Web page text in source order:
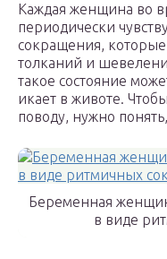
Каждая женщина во
периодически
сокращения,
толканий и
такое состояние
икает в животе.
поводу, нужно
Беременная
в виде